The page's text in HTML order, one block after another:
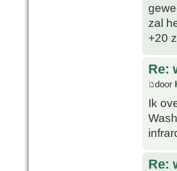
zal
+20
Re:
door
Ik
Re: